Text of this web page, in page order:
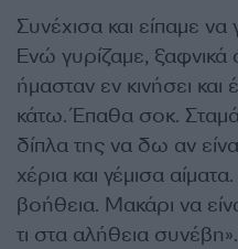
Συνέχισα και είπαμε
Ενώ γυρίζαμε,
ήμασταν εν κινήσει
κάτω. Έπαθα σοκ.
δίπλα της να δω αν
χέρια και γέμισα
βοήθεια. Μακάρι να
τι στα αλήθεια συνέβη».